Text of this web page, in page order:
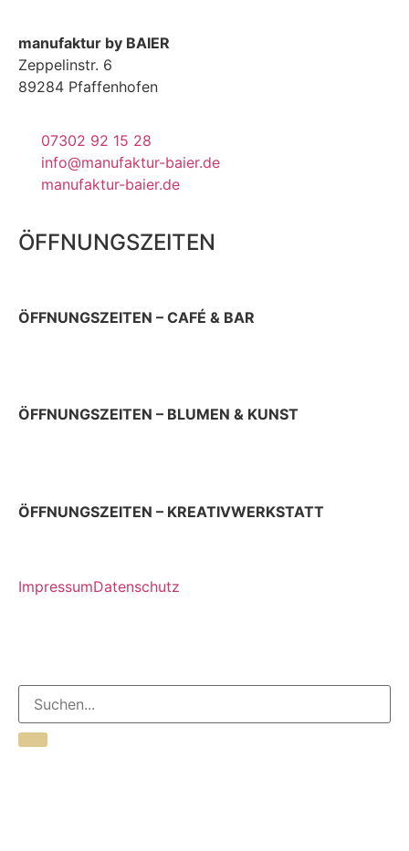
manufaktur by BAIER
Zeppelinstr. 6
89284 Pfaffenhofen
07302 92 15 28
info@manufaktur-baier.de
manufaktur-baier.de
ÖFFNUNGSZEITEN
ÖFFNUNGSZEITEN – CAFÉ & BAR
ÖFFNUNGSZEITEN – BLUMEN & KUNST
ÖFFNUNGSZEITEN – KREATIVWERKSTATT
ImpressumDatenschutz